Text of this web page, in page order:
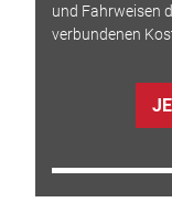
und Fahrweisen
verbundenen